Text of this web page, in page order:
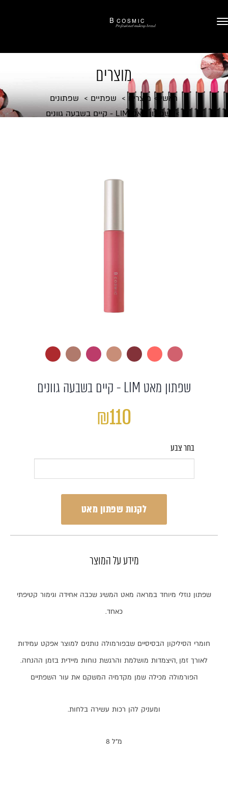
מוצרים
ראשי מוצרים שפתיים
שפתונים
שפתון מאט LIM - קיים בשבעה גוונים
שפתון מאט LIM - קיים בשבעה גוונים
₪110
בחר צבע
לקנות שפתון מאט
מידע על המוצר
שפתון נוזלי מיוחד במראה מאט המשיג שכבה אחידה וגימור קטיפתי
כאחד.
חומרי הסיליקון הבסיסיים שבפורמולה נותנים למוצר אפקט עמידות
לאורך זמן ,היצמדות מושלמת והרגשת נוחות מיידית בזמן ההנחה.
הפורמולה מכילה שמן מקדמיה המשקם את עור השפתיים
ומעניק להן רכות עשירה בלחות.
8 מ"ל